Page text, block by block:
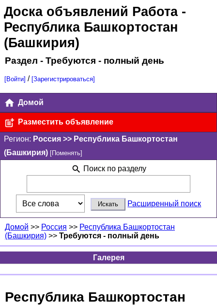
Доска объявлений Работа-
Республика Башкортостан
(Башкирия)
Раздел - Требуются - полный день
[Войти] / [Зарегистрироваться]
Домой
Разместить объявление
Регион: Россия >> Республика Башкортостан
(Башкирия) [Поменять]
Поиск по разделу
Расширенный поиск
Домой >> Россия >> Республика Башкортостан
(Башкирия) >> Требуются - полный день
Галерея
Республика Башкортостан